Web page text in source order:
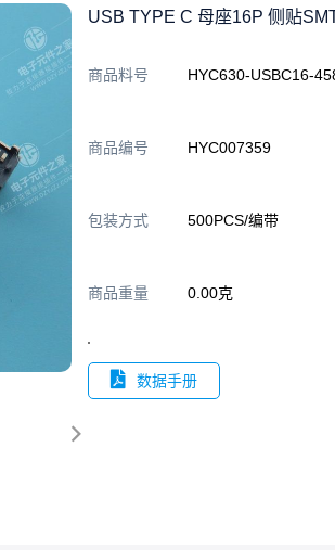

USB TYPE C 母座16P 侧贴
商品料号 HYC630-USBC16-
商品编号 HYC007359
包装方式 500PCS/编带
商品重量 0.00克
数据手册